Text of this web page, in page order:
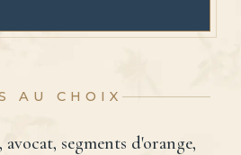
AU CHOIX
segments d'orange,